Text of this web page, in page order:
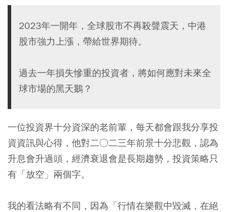
2023年一開年，全球股市不再殺聲震天，中港
股市強力上漲，帶給世界期待。
過去一年損失慘重的投資者，將如何應對未來全
球市場的黑天鵝？
一位投資界十分資深的老前輩，每天都會跟我分享投
資資訊與心得，他對二○二三年前景十分悲觀，認為
升息會升過頭，經濟衰退會是長期趨勢，投資策略只
有「放空」兩個字。
我的看法略有不同，因為「行情在樂觀中毀滅，在絕